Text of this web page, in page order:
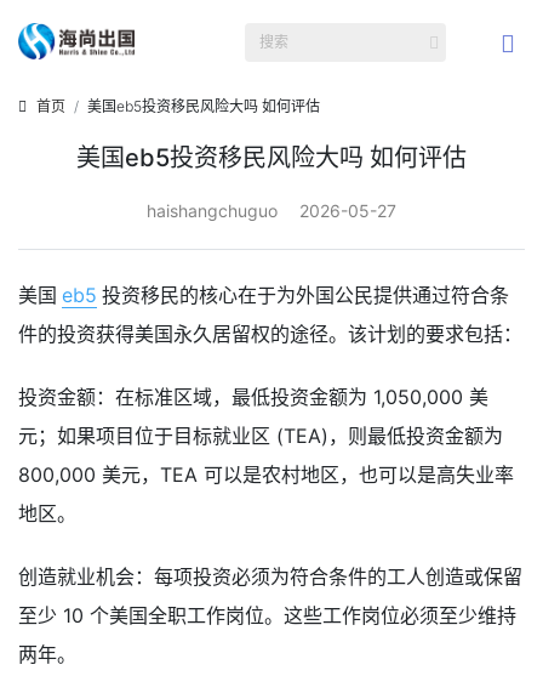
首页 美国eb5投资移民风险大吗 如何评估
美国eb5投资移民风险大吗 如何评估
haishangchuguo 2026-05-27
美国 eb5 投资移民的核心在于为外国公民提供通过符合条
件的投资获得美国永久居留权的途径。该计划的要求包括：
投资金额：在标准区域，最低投资金额为 1,050,000 美
元；如果项目位于目标就业区 (TEA)，则最低投资金额为
800,000 美元，TEA 可以是农村地区，也可以是高失业率
地区。
创造就业机会：每项投资必须为符合条件的工人创造或保留
至少 10 个美国全职工作岗位。这些工作岗位必须至少维持
两年。